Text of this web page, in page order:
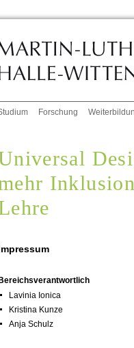
Forschung
Bereichsverantwortlich
Lavinia Ionica
Kristina Kunze
Anja Schulz